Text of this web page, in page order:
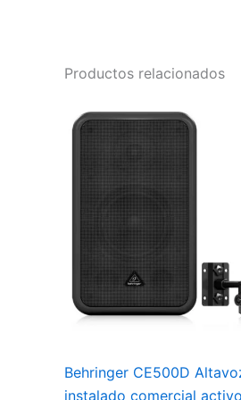
Productos relacionados
Behringer CE500D
instalado comercial